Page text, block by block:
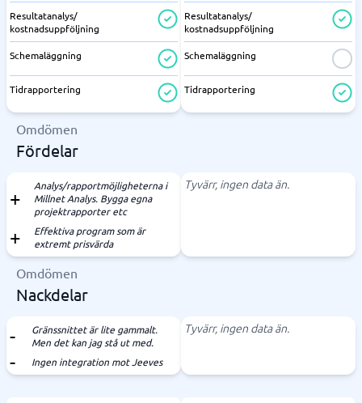
Resultatanalys/
kostnadsuppföljning
Schemaläggning
Tidrapportering
Resultatanalys/
kostnadsuppföljning
Schemaläggning
Tidrapportering
Omdömen
Fördelar
Analys/rapportmöjligheterna i
Millnet Analys. Bygga egna
projektrapporter etc
Effektiva program som är
extremt prisvärda
Tyvärr, ingen data än.
Omdömen
Nackdelar
Gränssnittet är lite gammalt.
Men det kan jag stå ut med.
Ingen integration mot Jeeves
Tyvärr, ingen data än.